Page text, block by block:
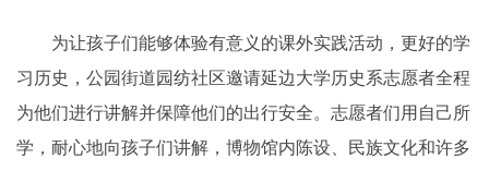
为让孩子们能够体验有意义的课外实践活动，更好的学
习历史，公园街道园纺社区邀请延边大学历史系志愿者全程
为他们进行讲解并保障他们的出行安全。志愿者们用自己所
学，耐心地向孩子们讲解，博物馆内陈设、民族文化和许多